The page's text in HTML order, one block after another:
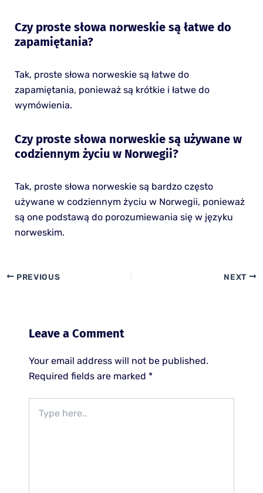
Czy proste słowa norweskie są łatwe do
zapamiętania?
Tak, proste słowa norweskie są łatwe do
zapamiętania, ponieważ są krótkie i łatwe do
wymówienia.
Czy proste słowa norweskie są używane w
codziennym życiu w Norwegii?
Tak, proste słowa norweskie są bardzo często
używane w codziennym życiu w Norwegii, ponieważ
są one podstawą do porozumiewania się w języku
norweskim.
PREVIOUS NEXT
Leave a Comment
Your email address will not be published.
Required fields are marked *
here..